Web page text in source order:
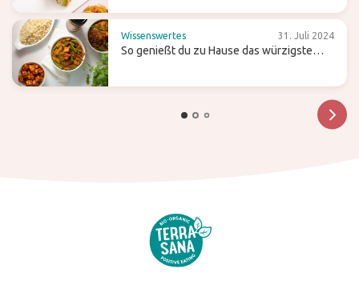
Wissenswertes 31. Juli 2024
So genießt du zu Hause das würzigste